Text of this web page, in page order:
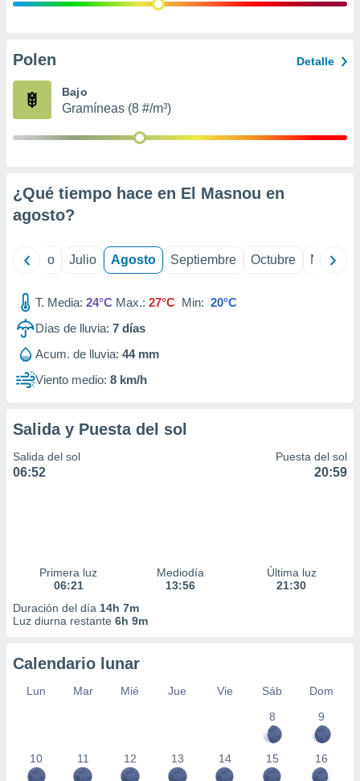
e
publicidad
Polen Detalle
Bajo
Gramíneas (8 #/m³)
¿Qué tiempo hace en El Masnou en
agosto?
Junio Julio Agosto Septiembre Octubre
T. Media: 24°C Max.: 27°C Min: 20°C
Días de lluvia: 7 días
Acum. de lluvia: 44 mm
Viento medio: 8 km/h
Salida y Puesta del sol
Salida del sol
06:52
Puesta del sol
20:59
Primera luz
06:21
Mediodía
13:56
Última luz
21:30
Duración del día 14h 7m
Luz diurna restante 6h 9m
Calendario lunar
Lun Mar Mié Jue Vie Sáb
Dom
8
9
10 11 12 13 14 15 16